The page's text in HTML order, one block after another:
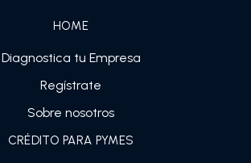
HOME
Diagnostica tu Empresa
Regístrate
Sobre nosotros
CRÉDITO PARA PYMES